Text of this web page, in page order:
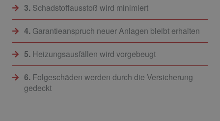
3.Schadstoffausstoß wird minimiert
4.Garantieanspruch neuer Anlagen bleibt erhalten
5.Heizungsausfällen wird vorgebeugt
6.Folgeschäden werden durch die Versicherung
gedeckt